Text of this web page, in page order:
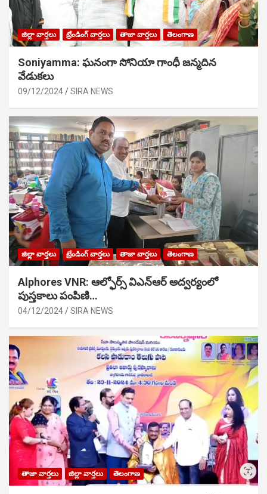
జిల్లా వార్తలు ట్రేండింగ్ వార్తలు తాజా వార్తలు తెలంగాణ
Soniyamma: ఘ‌నంగా సోనియా గాంధీ జ‌న్మ‌దిన
వేడుక‌లు
09/12/2024 SIRA NEWS
జిల్లా వార్తలు ట్రేండింగ్ వార్తలు తాజా వార్తలు తెలంగాణ
Alphores VNR: ఆల్ఫోర్స్ విఎన్ఆర్ అద్వర్యంలో
పుస్తకాలు పంపిణి…
04/12/2024 SIRA NEWS
తాజా వార్తలు జిల్లా వార్తలు తెలంగాణ